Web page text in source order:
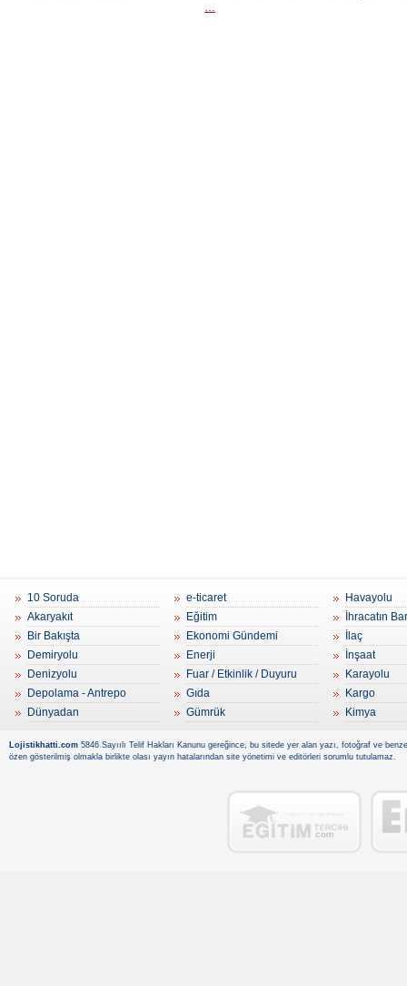
…
10 Soruda
Akaryakıt
Bir Bakışta
Demiryolu
Denizyolu
Depolama - Antrepo
Dünyadan
e-ticaret
Eğitim
Ekonomi Gündemi
Enerji
Fuar / Etkinlik / Duyuru
Gıda
Gümrük
Havayolu
İhracatın
İlaç
İnşaat
Karayolu
Kargo
Kimya
Lojistikhatti.com 5846 Sayıılı Telif Hakları Kanunu gereğince, bu sitede yer alan yazı, fotoğraf ve
özen gösterilmiş olmakla birlikte olası yayın hatalarından site yönetimi ve editörleri sorumlu tutulamaz.